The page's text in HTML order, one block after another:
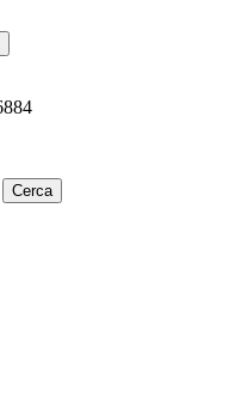
Cerca